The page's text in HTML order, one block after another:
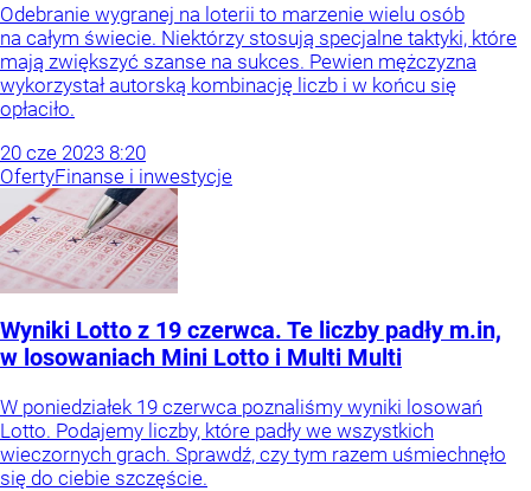
Odebranie wygranej na loterii to marzenie wielu osób
na całym świecie. Niektórzy stosują specjalne taktyki, które
mają zwiększyć szanse na sukces. Pewien mężczyzna
wykorzystał autorską kombinację liczb i w końcu się
opłaciło.
20 cze 2023 8:20
OfertyFinanse i inwestycje
Wyniki Lotto z 19 czerwca. Te liczby padły m.in,
w losowaniach Mini Lotto i Multi Multi
W poniedziałek 19 czerwca poznaliśmy wyniki losowań
Lotto. Podajemy liczby, które padły we wszystkich
wieczornych grach. Sprawdź, czy tym razem uśmiechnęło
się do ciebie szczęście.